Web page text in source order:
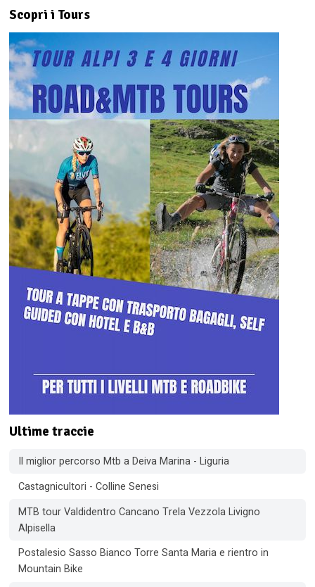
Scopri i Tours
Ultime traccie
Il miglior percorso Mtb a Deiva Marina - Liguria
Castagnicultori - Colline Senesi
MTB tour Valdidentro Cancano Trela Vezzola Livigno
Alpisella
Postalesio Sasso Bianco Torre Santa Maria e rientro in
Mountain Bike